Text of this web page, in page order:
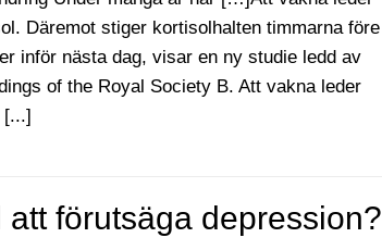
Däremot stiger kortisolhalten timmarna före
inför nästa dag, visar en ny studie ledd av
of the Royal Society B. Att vakna leder
[...]
förutsäga depression?